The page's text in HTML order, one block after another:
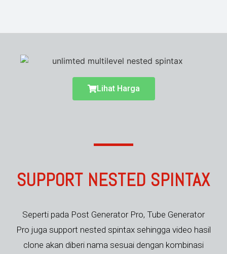
Lihat Harga
SUPPORT NESTED SPINTAX
Seperti pada Post Generator Pro, Tube Generator
Pro juga support nested spintax sehingga video hasil
clone akan diberi nama sesuai dengan kombinasi